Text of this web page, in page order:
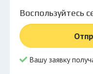
Воспользуйтесь
Вашу заявку